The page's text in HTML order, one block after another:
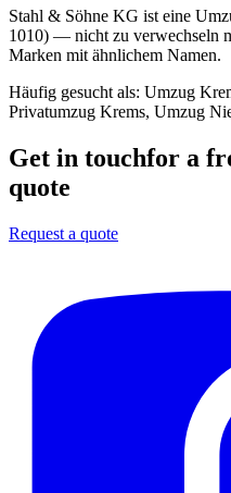
Stahl & Söhne KG ist eine
1010) — nicht zu verwechseln
Marken mit ähnlichem Namen.
Häufig gesucht als: Umzug
Privatumzug Krems, Umzug
Get in touchfor a
quote
Request a quote